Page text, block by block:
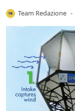
Team Redazione -